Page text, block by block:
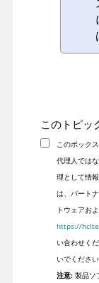
このトピッ
このボック
代理人では
理として情
は、パート
トウェアお
https://
い合わせく
いでください
注意:製品ソ